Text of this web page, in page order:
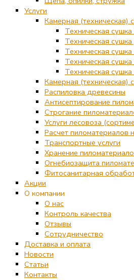
Услуги
Камерная (техническая)
Техническая
Техническая
Техническая
Техническая
Техническая сушка
Камерная (техническая)
Распиловка древесины
Антисептирование
Строгание
Услуги лесовоза
Расчет пиломатериалов
Транспортные услуги
Хранение
Огнебиозащита
Фитосанитарная
Акции
О компании
О нас
Контроль качества
Отзывы
Сотрудничество
Доставка и оплата
Новости
Статьи
Контакты